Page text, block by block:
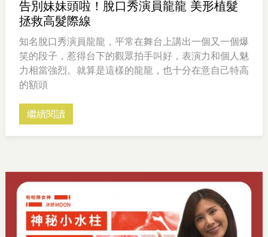
告別妹妹頭啦！脫口秀演員龍龍 美形植髮
拯救高髮際線
知名脫口秀演員龍龍，平常在舞台上講出一個又一個爆
笑的段子，惹得台下的觀眾拍手叫好，表演力和個人魅
力相當強烈。就算是這樣的龍龍，也十分在意自己特高
的額頭
繼續閱讀